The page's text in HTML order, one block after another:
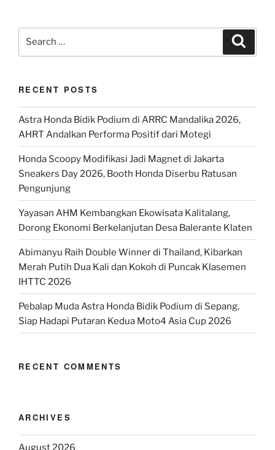
Search
for:
RECENT POSTS
Astra Honda Bidik Podium di ARRC Mandalika 2026,
AHRT Andalkan Performa Positif dari Motegi
Honda Scoopy Modifikasi Jadi Magnet di Jakarta
Sneakers Day 2026, Booth Honda Diserbu Ratusan
Pengunjung
Yayasan AHM Kembangkan Ekowisata Kalitalang,
Dorong Ekonomi Berkelanjutan Desa Balerante Klaten
Abimanyu Raih Double Winner di Thailand, Kibarkan
Merah Putih Dua Kali dan Kokoh di Puncak Klasemen
IHTTC 2026
Pebalap Muda Astra Honda Bidik Podium di Sepang,
Siap Hadapi Putaran Kedua Moto4 Asia Cup 2026
RECENT COMMENTS
ARCHIVES
August 2026